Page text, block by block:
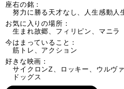
座右の銘：
努力に勝る天才なし、人生感動人
お気に入りの場所：
生まれ故郷、フィリピン、マニラ
今はまっていること：
筋トレ、アクション
好きな映画：
サイクロンZ、ロッキー、ウルヴ
ドッグス